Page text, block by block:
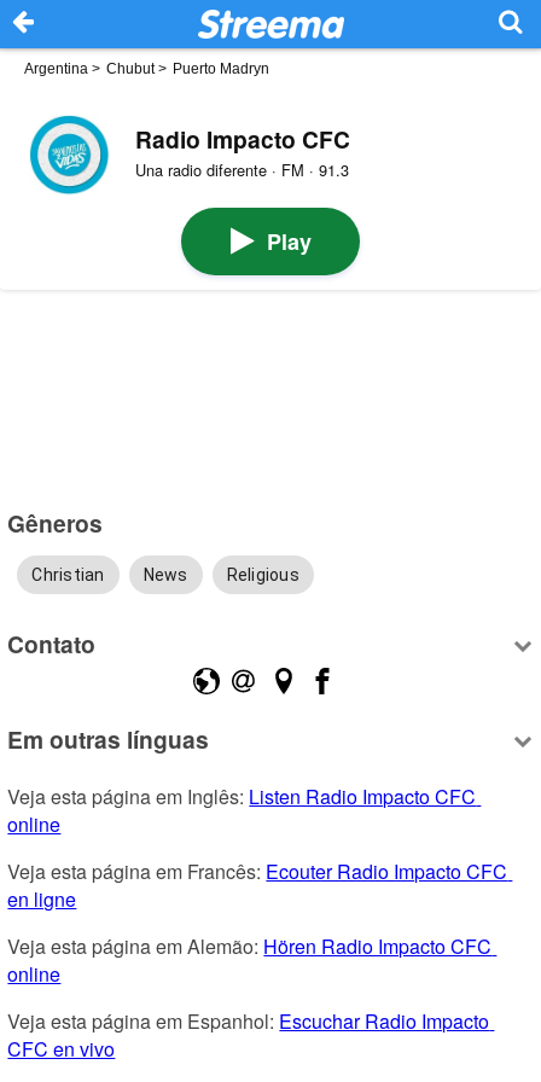
Argentina > Chubut> Puerto Madryn
Radio Impacto CFC
Una radio diferente · FM · 91.3
Play
Gêneros
Christian News Religious
Contato
Em outras línguas
Veja esta página em Inglês: Listen Radio Impacto CFC
online
Veja esta página em Francês: Ecouter Radio Impacto CFC
en ligne
Veja esta página em Alemão: Hören Radio Impacto CFC
online
Veja esta página em Espanhol: Escuchar Radio Impacto
CFC en vivo